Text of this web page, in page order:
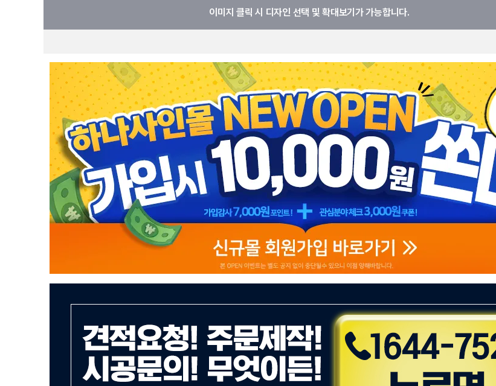
이미지 클릭 시 디자인 선택 및 확대보기가 가능합니다.